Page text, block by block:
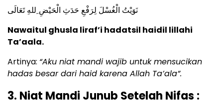
نَوَيْتُ الْغُسْلَ لِرَفْعِ حَدَثِ الْحَيْضِ ِللهِ تَعَالَى
Nawaitul ghusla liraf’i hadatsil haidil lillahi
Ta’aala.
Artinya: “Aku niat mandi wajib untuk mensucikan
hadas besar dari haid karena Allah Ta’ala”.
3. Niat Mandi Junub Setelah Nifas :